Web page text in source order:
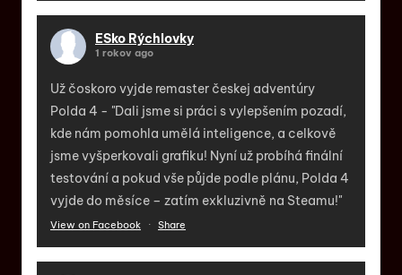
ESko Rýchlovky
1 rokov ago
Už čoskoro vyjde remaster českej adventúry
Polda 4 - "Dali jsme si práci s vylepšením pozadí,
kde nám pomohla umělá inteligence, a celkově
jsme vyšperkovali grafiku! Nyní už probíhá finální
testování a pokud vše půjde podle plánu, Polda 4
vyjde do měsíce – zatím exkluzivně na Steamu!"
View on Facebook · Share